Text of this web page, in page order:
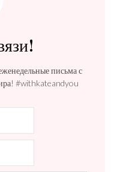
письма с
#withkateandyou